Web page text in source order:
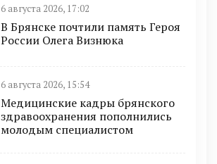
6 августа 2026, 17:02
В Брянске почтили память Героя
России Олега Визнюка
6 августа 2026, 15:54
Медицинские кадры брянского
здравоохранения пополнились
молодым специалистом